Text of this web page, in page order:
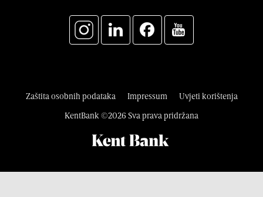
KentBank ©2026 Sva prava pridržana
Zaštita osobnih podataka Impressum Uvjeti korištenja